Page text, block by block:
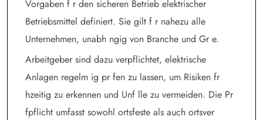
Vorgaben f r den sicheren Betrieb elektrischer
Betriebsmittel definiert. Sie gilt f r nahezu alle
Unternehmen, unabh ngig von Branche und Gr e.
Arbeitgeber sind dazu verpflichtet, elektrische
Anlagen regelm ig pr fen zu lassen, um Risiken fr
hzeitig zu erkennen und Unf lle zu vermeiden. Die Pr
fpflicht umfasst sowohl ortsfeste als auch ortsver